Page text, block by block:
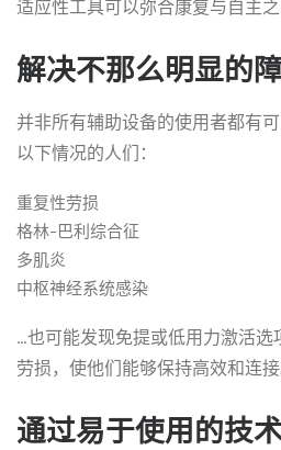
适应性工具可以弥合康复与自主
解决不那么明显的
并非所有辅助设备的使用者都有
以下情况的人们：
重复性劳损
格林-巴利综合征
多肌炎
中枢神经系统感染
…也可能发现免提或低用力激活
劳损，使他们能够保持高效和连
通过易于使用的技